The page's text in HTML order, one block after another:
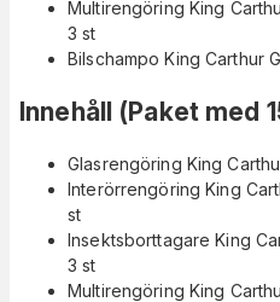
Multirengöring King
3 st
Bilschampo King Carthur
Innehåll (Paket med
Glasrengöring King
Interörrengöring King
st
Insektsborttagare King
3 st
Multirengöring King